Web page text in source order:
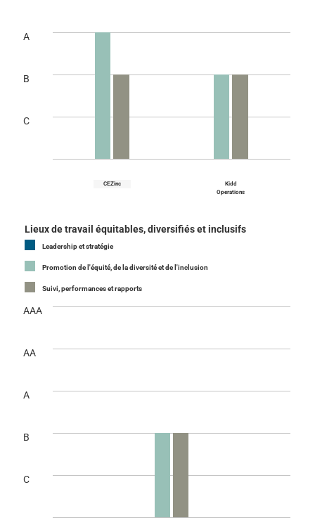
CEZinc
Kidd
Operations
A
B
C
Lieux de travail équitables, diversifiés et inclusifs
Leadership et stratégie
Promotion de l'équité, de la diversité et de l'inclusion
Suivi, performances et rapports
AAA
AA
A
B
C